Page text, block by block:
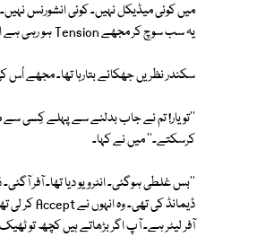
میں کوئی میڈیکل نہیں۔ کوئی انشورنس
یہ سب سوچ کر مجھے Tension ہو رہی ہے اور شاید اِسی وجہ سے میری طبیعت دوبارہ خراب ہورہی ہے۔''
سکندر نظریں جھکائے بتارہا تھا۔ مجھے اُس
کرسکتے۔'' میں نے کہا۔